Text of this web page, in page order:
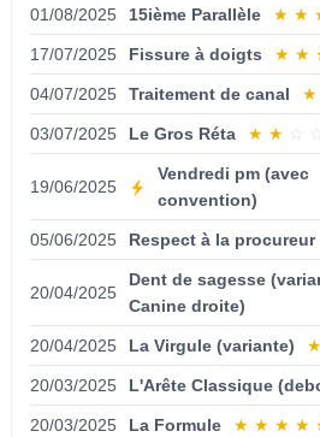
01/08/2025 15ième Parallèle ★ ★
17/07/2025 Fissure à doigts ★ ★
04/07/2025 Traitement de canal ★
03/07/2025 Le Gros Réta ★ ★ ☆ ☆
19/06/2025
Vendredi pm (avec
convention)
05/06/2025 Respect à la procureur
20/04/2025
Dent de sagesse
Canine droite)
20/04/2025 La Virgule (variante) ★
20/03/2025 L'Arête Classique
20/03/2025 La Formule ★ ★ ★ ★